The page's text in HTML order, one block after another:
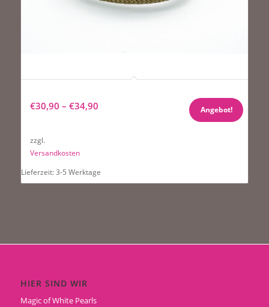
€30,90 – €34,90 Angebot!
zzgl.
Versandkosten
Lieferzeit:3-5 Werktage
HIER SIND WIR
Magic of White Pearls